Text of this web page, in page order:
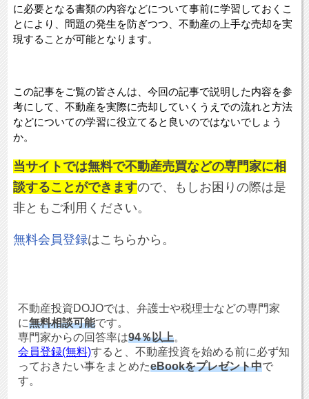
に必要となる書類の内容などについて事前に学習しておくこ
とにより、問題の発生を防ぎつつ、不動産の上手な売却を実
現することが可能となります。
この記事をご覧の皆さんは、今回の記事で説明した内容を参
考にして、不動産を実際に売却していくうえでの流れと方法
などについての学習に役立てると良いのではないでしょう
か。
当サイトでは無料で不動産売買などの専門家に相
談することができますので、もしお困りの際は是
非ともご利用ください。
無料会員登録はこちらから。
不動産投資DOJOでは、弁護士や税理士などの専門家
に無料相談可能です。
専門家からの回答率は94％以上。
会員登録(無料)すると、不動産投資を始める前に必ず知
っておきたい事をまとめたeBookをプレゼント中で
す。